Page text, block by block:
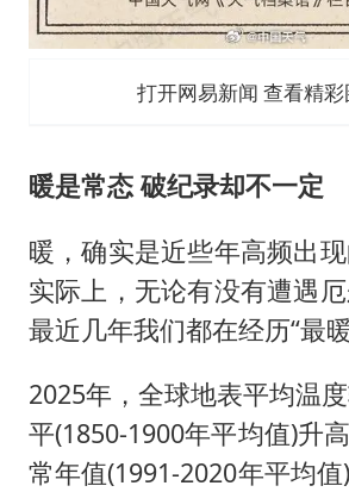
打开网易新闻 查看精
暖是常态 破纪录却不一定
暖，确实是近些年高频出现
实际上，无论有没有遭遇
最近几年我们都在经历“最暖
2025年，全球地表平均温
平(1850-1900年平均值)升
常年值(1991-2020年平均